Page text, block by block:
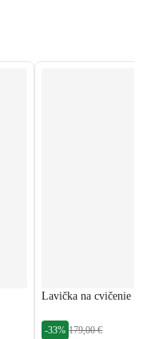
Lavička na cvičenie
-33% 179,00 €